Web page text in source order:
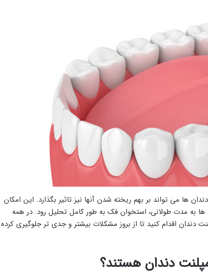
ها می تواند بر بهم ریخته شدن آنها نیز تاثیر بگذارد. این امکان
به مدت طولانی، استخوان فک به طور کامل تحلیل رود. در همه
دندان اقدام کنید تا از بروز مشکلات بیشتر و جدی تر جلوگیری کرده
دندان هستند؟